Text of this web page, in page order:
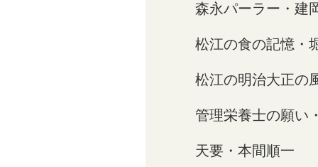
森永パーラー・建
松江の食の記憶・
松江の明治大正の風
管理栄養士の願い
天要・本間順一